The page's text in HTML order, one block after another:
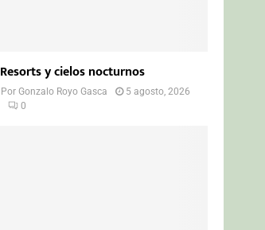
Resorts y cielos nocturnos
PorGonzalo Royo Gasca
5 agosto, 2026
0